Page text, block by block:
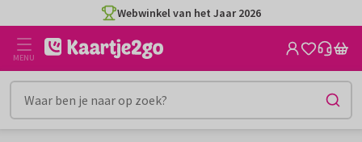
naar
inhoud
Webwinkel van het Jaar 2026
MENU